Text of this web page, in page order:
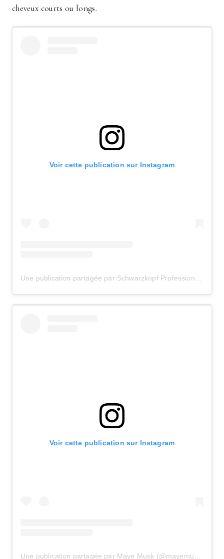
cheveux courts ou longs.
Voir cette publication sur Instagram
Voir cette publication sur Instagram